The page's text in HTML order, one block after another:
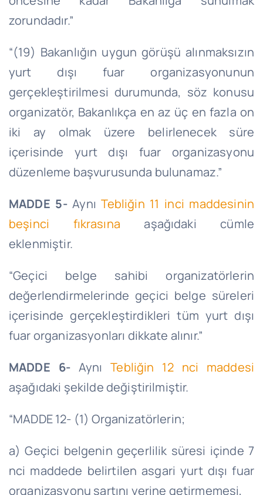
zorundadır.”
“(19) Bakanlığın uygun görüşü alınmaksızın
yurt dışı fuar organizasyonunun
gerçekleştirilmesi durumunda, söz konusu
organizatör, Bakanlıkça en az üç en fazla on
iki ay olmak üzere belirlenecek süre
içerisinde yurt dışı fuar organizasyonu
düzenleme başvurusunda bulunamaz.”
MADDE 5-AynıTebliğin 11 inci maddesinin
beşinci fıkrasına aşağıdaki cümle
eklenmiştir.
“Geçici belge sahibi organizatörlerin
değerlendirmelerinde geçici belge süreleri
içerisinde gerçekleştirdikleri tüm yurt dışı
fuar organizasyonları dikkate alınır.”
MADDE 6-AynıTebliğin 12 nci maddesi
aşağıdaki şekilde değiştirilmiştir.
“MADDE 12- (1) Organizatörlerin;
a) Geçici belgenin geçerlilik süresi içinde 7
nci maddede belirtilen asgari yurt dışı fuar
organizasyonu şartını yerine getirmemesi,